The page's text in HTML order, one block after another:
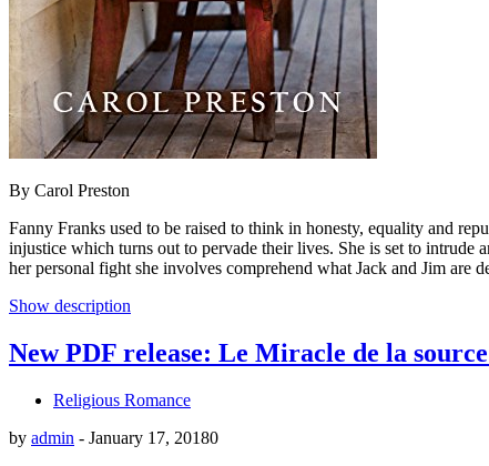
By Carol Preston
Fanny Franks used to be raised to think in honesty, equality and
injustice which turns out to pervade their lives. She is set to intrude
her personal fight she involves comprehend what Jack and Jim are
Show description
New PDF release: Le Miracle de la
Religious Romance
by admin - January 17, 20180